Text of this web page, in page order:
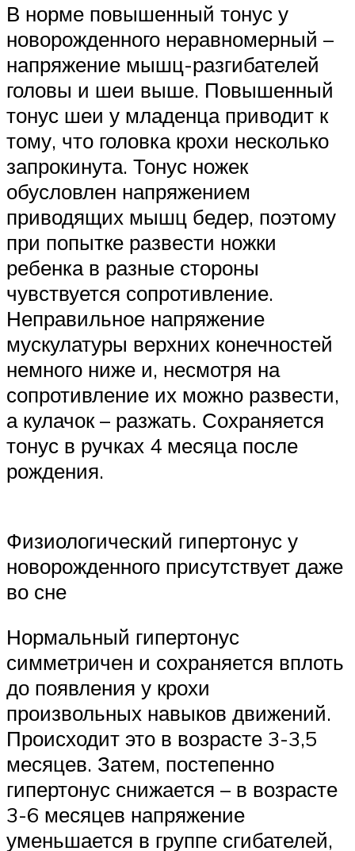
В норме повышенный тонус у
новорожденного неравномерный –
напряжение мышц-разгибателей
головы и шеи выше. Повышенный
тонус шеи у младенца приводит к
тому, что головка крохи несколько
запрокинута. Тонус ножек
обусловлен напряжением
приводящих мышц бедер, поэтому
при попытке развести ножки
ребенка в разные стороны
чувствуется сопротивление.
Неправильное напряжение
мускулатуры верхних конечностей
немного ниже и, несмотря на
сопротивление их можно развести,
а кулачок – разжать. Сохраняется
тонус в ручках 4 месяца после
рождения.
Физиологический гипертонус у
новорожденного присутствует даже
во сне
Нормальный гипертонус
симметричен и сохраняется вплоть
до появления у крохи
произвольных навыков движений.
Происходит это в возрасте 3-3,5
месяцев. Затем, постепенно
гипертонус снижается – в возрасте
3-6 месяцев напряжение
уменьшается в группе сгибателей,